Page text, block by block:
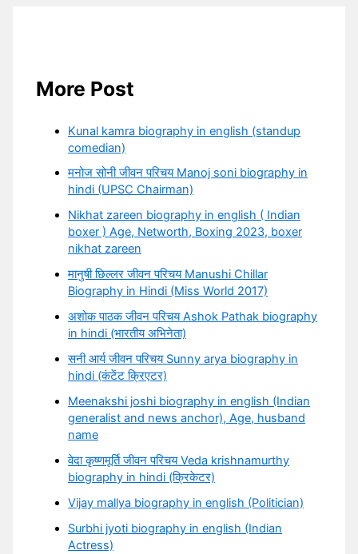
More Post
Kunal kamra biography in english (standup
comedian)
मनोज सोनी जीवन परिचय Manoj soni biography in
hindi (UPSC Chairman)
Nikhat zareen biography in english ( Indian
boxer ) Age, Networth, Boxing 2023, boxer
nikhat zareen
मानुषी छिल्लर जीवन परिचय Manushi Chillar
Biography in Hindi (Miss World 2017)
अशोक पाठक जीवन परिचय Ashok Pathak biography
in hindi (भारतीय अभिनेता)
सनी आर्य जीवन परिचय Sunny arya biography in
hindi (कंटेंट क्रिएटर)
Meenakshi joshi biography in english (Indian
generalist and news anchor), Age, husband
name
वेदा कृष्णमूर्ति जीवन परिचय Veda krishnamurthy
biography in hindi (क्रिकेटर)
Vijay mallya biography in english (Politician)
Surbhi jyoti biography in english (Indian
Actress)